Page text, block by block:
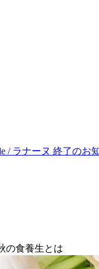
/ ラナーヌ 終了のお
の食養生とは